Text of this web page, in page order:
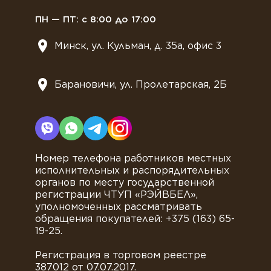
ПН — ПТ: с 8:00 до 17:00
Минск, ул. Кульман, д. 35а, офис 3
Барановичи, ул. Пролетарская, 2Б
Номер телефона работников местных
исполнительных и распорядительных
органов по месту государственной
регистрации ЧТУП «РЭЙВБЕЛ»,
уполномоченных рассматривать
обращения покупателей: +375 (163) 65-
19-25.
Регистрация в торговом реестре
387012 от 07.07.2017.